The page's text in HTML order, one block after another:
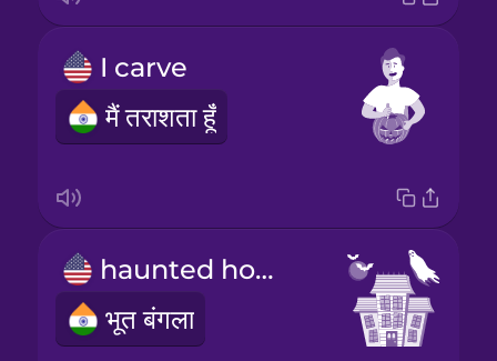
I carve
मैं तराशता हूँ
haunted house
भूत बंगला